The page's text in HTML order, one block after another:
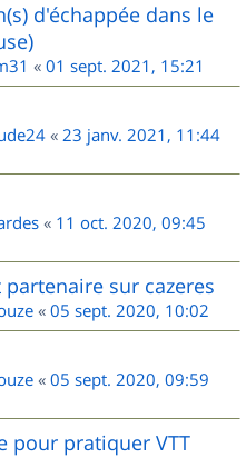
d'échappée dans le
« 01 sept. 2021, 15:21
« 23 janv. 2021, 11:44
« 11 oct. 2020, 09:45
sur cazeres
« 05 sept. 2020, 10:02
« 05 sept. 2020, 09:59
pour pratiquer VTT